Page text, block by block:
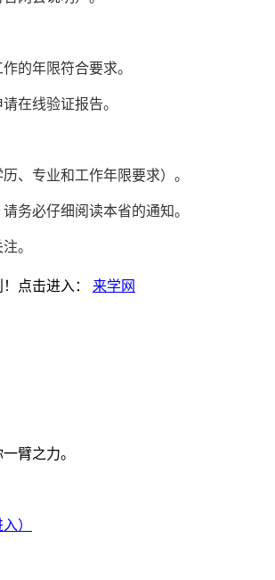
的年限符合要求。
在线验证报告。
、专业和工作年限要求）。
务必仔细阅读本省的通知。
。
点击进入： 来学网
臂之力。
）